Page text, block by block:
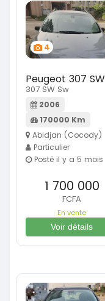
4
Peugeot 307 SW
307 SW Sw
2006
170000 Km
Abidjan (Cocody)
Particulier
Posté il y a 5 mois
1 700 000
FCFA
En vente
Voir détails